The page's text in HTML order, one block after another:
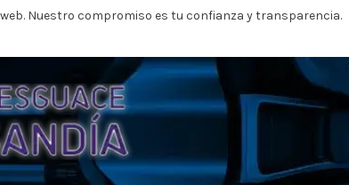
Nuestro compromiso es tu confianza y transparencia.